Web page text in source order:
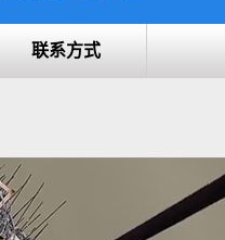
联系方式